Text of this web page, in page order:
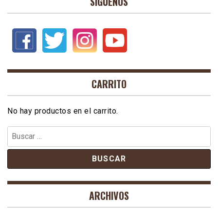
CARRITO
No hay productos en el carrito.
Buscar:
ARCHIVOS